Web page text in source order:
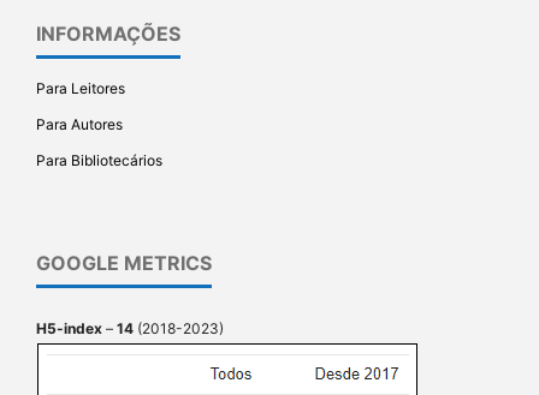
INFORMAÇÕES
Para Leitores
Para Autores
Para Bibliotecários
GOOGLE METRICS
H5-index – 14 (2018-2023)